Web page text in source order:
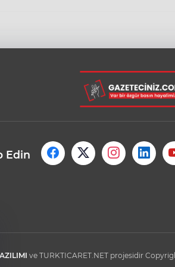
Edin
ve TURKTICARET.NET projesidir